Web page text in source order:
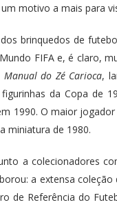
motivo a mais para
brinquedos de
FIFA e, é claro,
Manual do Zé Carioca,
da Copa de
1990. O maior
miniatura de 1980.
a colecionadores
a extensa
de Referência do